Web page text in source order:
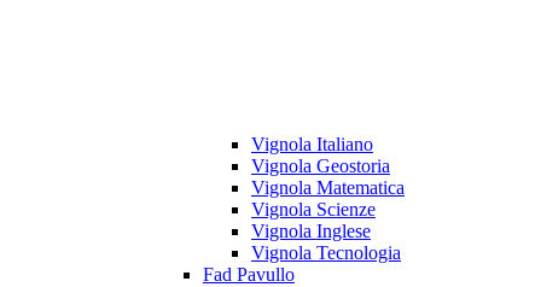
Vignola Italiano
Vignola Geostoria
Vignola Matematica
Vignola Scienze
Vignola Inglese
Vignola Tecnologia
Fad Pavullo